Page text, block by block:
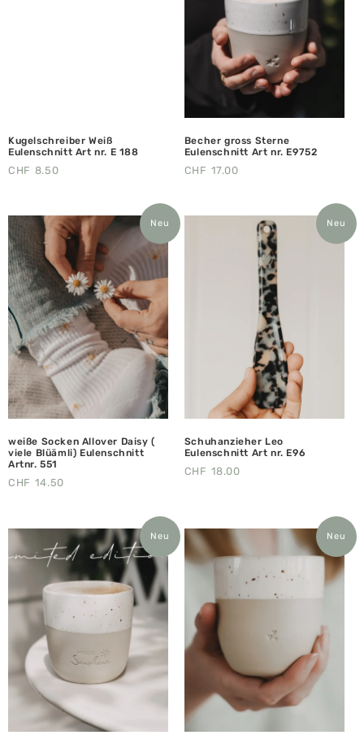
Kugelschreiber Weiß
Eulenschnitt Art nr. E 188
CHF 8.50
Becher gross Sterne
Eulenschnitt Art nr. E9752
CHF 17.00
Neu
weiße Socken Allover Daisy (
viele Blüämli) Eulenschnitt
Artnr. 551
CHF 14.50
Neu
Schuhanzieher Leo
Eulenschnitt Art nr. E96
CHF 18.00
Neu Neu